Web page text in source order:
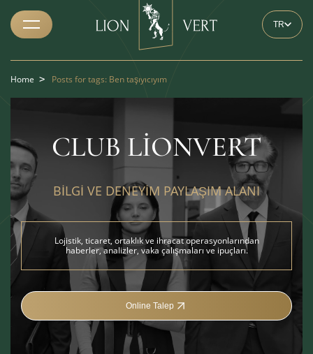
TR
Home > Posts for tags: Ben taşıyıcıyım
CLUB LIONVERT
BILGI VE DENEYIM PAYLAŞIM ALANI
Lojistik, ticaret, ortaklık ve ihracat operasyonlarından
haberler, analizler, vaka çalışmaları ve ipuçları.
Online Talep